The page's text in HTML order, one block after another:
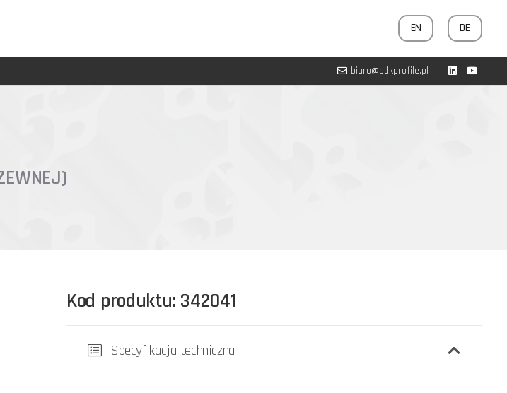
EN DE
biuro@pdkprofile.pl
Kod produktu: 342041
Specyfikacja techniczna